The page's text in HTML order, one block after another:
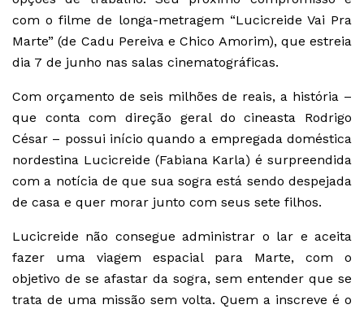
com o filme de longa-metragem “Lucicreide Vai Pra
Marte” (de Cadu Pereiva e Chico Amorim), que estreia
dia 7 de junho nas salas cinematográficas.
Com orçamento de seis milhões de reais, a história –
que conta com direção geral do cineasta Rodrigo
César – possui início quando a empregada doméstica
nordestina Lucicreide (Fabiana Karla) é surpreendida
com a notícia de que sua sogra está sendo despejada
de casa e quer morar junto com seus sete filhos.
Lucicreide não consegue administrar o lar e aceita
fazer uma viagem espacial para Marte, com o
objetivo de se afastar da sogra, sem entender que se
trata de uma missão sem volta. Quem a inscreve é o